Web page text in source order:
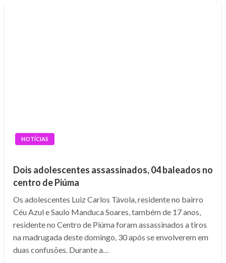
NOTÍCIAS
Dois adolescentes assassinados, 04 baleados no
centro de Piúma
Os adolescentes Luiz Carlos Távola, residente no bairro
Céu Azul e Saulo Manduca Soares, também de 17 anos,
residente no Centro de Piúma foram assassinados a tiros
na madrugada deste domingo, 30 após se envolverem em
duas confusões. Durante a…